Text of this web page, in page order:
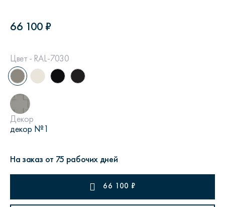
66 100 ₽
Цвет - RAL-7030
Декор
декор №1
На заказ от 75 рабочих дней
66 100 ₽